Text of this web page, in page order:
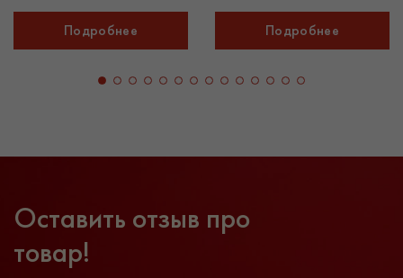
Подробнее Подробнее
Оставить отзыв про
товар!